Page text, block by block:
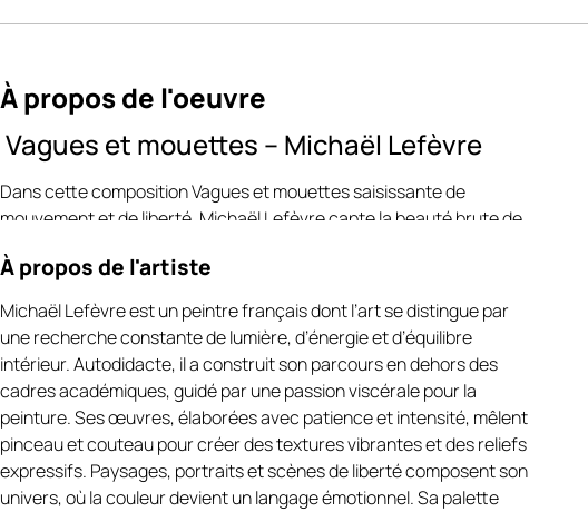
À propos de l'oeuvre
Vagues et mouettes – Michaël Lefèvre
Dans cette composition Vagues et mouettes saisissante de
mouvement et de liberté, Michaël Lefèvre capte la beauté brute de
vent. Le geste du couteau restitue avec force la texture des vagues,
les éclats d’écume, et les rafales invisibles qui emportent les oiseaux
vers l’horizonhttps://art-et-culture.ch/categorie-produit/artiste-
peintre-contemporain-francais/michael-lefevre/.
La palette oscille entre nuances d’azur, blancs irisés et touches
sombres, créant une atmosphère à la fois vive et poétique, où
l’énergie de la nature se mêle à une impression de légèreté .
Autodidacte passionné, Michaël Lefèvre https://michael-
À propos de l'artiste
Michaël Lefèvre est un peintre français dont l’art se distingue par
une recherche constante de lumière, d’énergie et d’équilibre
intérieur. Autodidacte, il a construit son parcours en dehors des
cadres académiques, guidé par une passion viscérale pour la
peinture. Ses œuvres, élaborées avec patience et intensité, mêlent
pinceau et couteau pour créer des textures vibrantes et des reliefs
expressifs. Paysages, portraits et scènes de liberté composent son
univers, où la couleur devient un langage émotionnel. Sa palette